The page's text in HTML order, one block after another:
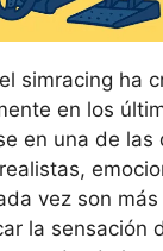
simracing ha
en los
en una de las
vez son
la sensación